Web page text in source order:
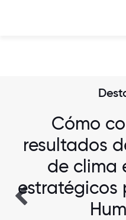
Cómo
resultados
de clima
estratégicos